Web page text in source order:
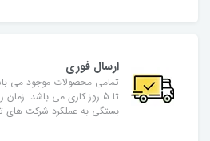
ارسال فوری
تا 5 روز کاری می باشد.
بستگی به عملکرد شرکت های